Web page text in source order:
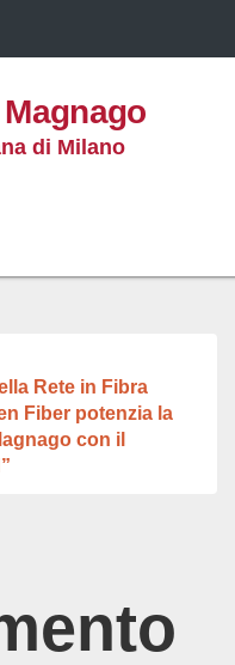
di Milano
Rete in Fibra
Fiber potenzia la
con il